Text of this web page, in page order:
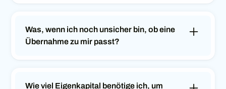
Ja. Wir schärfen mit dir dein Suchprofil (Branche,
passende Wege und Plattformen auf. Zusätzlich
kannst Du dich auf unserem Nachfolgemarktplatz
Was, wenn ich noch unsicher bin, ob eine
Übernahme zu mir passt?
Dann starten wir mit einer Standortbestimmung:
deine Rolle als Unternehmer:in. Daraus leiten wir
Wie viel Eigenkapital benötige ich, um